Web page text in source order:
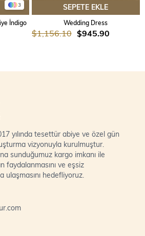
3
İndigo
SEPETE EKLE
Wedding Dress
$945.90
$1,156.10
yılında tesettür abiye ve özel gün
vizyonuyla kurulmuştur.
sunduğumuz kargo imkanı ile
faydalanmasını ve eşsiz
ulaşmasını hedefliyoruz.